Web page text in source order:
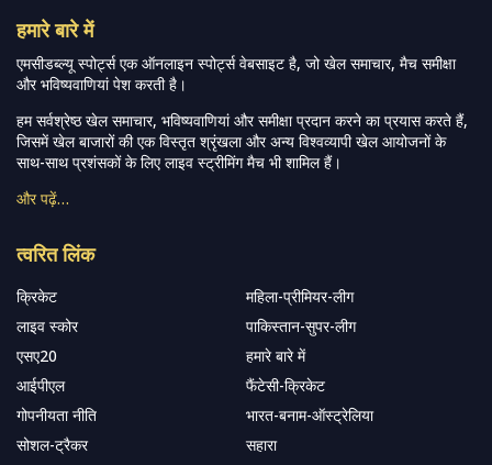
हमारे बारे में
एमसीडब्ल्यू स्पोर्ट्स एक ऑनलाइन स्पोर्ट्स वेबसाइट है, जो खेल समाचार, मैच समीक्षा
और भविष्यवाणियां पेश करती है।
हम सर्वश्रेष्ठ खेल समाचार, भविष्यवाणियां और समीक्षा प्रदान करने का प्रयास करते हैं,
जिसमें खेल बाजारों की एक विस्तृत श्रृंखला और अन्य विश्वव्यापी खेल आयोजनों के
साथ-साथ प्रशंसकों के लिए लाइव स्ट्रीमिंग मैच भी शामिल हैं।
और पढ़ें…
त्वरित लिंक
क्रिकेट
महिला-प्रीमियर-लीग
लाइव स्कोर
पाकिस्तान-सुपर-लीग
एसए20
हमारे बारे में
आईपीएल
फैंटेसी-क्रिकेट
गोपनीयता नीति
भारत-बनाम-ऑस्ट्रेलिया
सोशल-ट्रैकर
सहारा